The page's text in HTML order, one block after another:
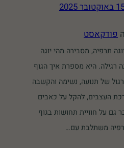
2025
פודקאסט
תרפיה, מסבירה מהי יוגה
רגילה. היא מספרת איך הגוף
של תנועה, נשימה והקשבה
העצבים, להקל על כאבים
גם על חוויית תחושות בגוף
משתלבת עם…